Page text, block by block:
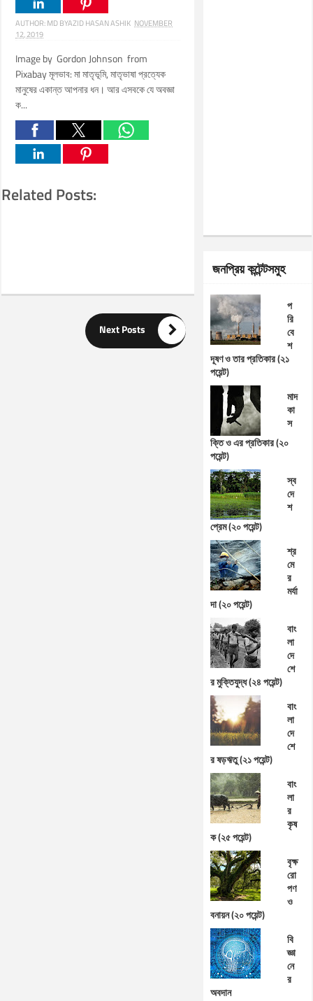
AUTHOR:MD BYAZID HASAN ASHIK NOVEMBER
12, 2019
Image by Gordon Johnson from
Pixabay মূলভাব: মা মাতৃভূমি, মাতৃভাষা প্রত্যেক
মানুষের একান্ত আপনার ধন। আর এসবকে যে অবজ্ঞা
ক...
Related Posts:
Next Posts 
জনপ্রিয় কন্টেন্টসমুহ
প
রি
বে
শ
দূষণ ও তার প্রতিকার (২১
পয়েন্ট)
মাদ
কা
স
ক্তি ও এর প্রতিকার (২০
পয়েন্ট)
স্ব
দে
শ
প্রেম (২০ পয়েন্ট)
শ্র
মে
র
মর্যা
দা (২০ পয়েন্ট)
বাং
লা
দে
শে
র মুক্তিযুদ্ধ (২৪ পয়েন্ট)
বাং
লা
দে
শে
র ষড়ঋতু (২১ পয়েন্ট)
বাং
লা
র
কৃষ
ক (২৫ পয়েন্ট)
বৃক্ষ
রো
পণ
ও
বনায়ন (২০ পয়েন্ট)
বি
জ্ঞা
নে
র
অবদান